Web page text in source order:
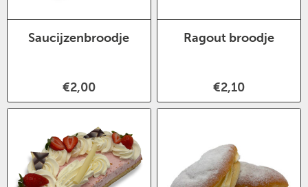
Saucijzenbroodje
€2,00
Ragout broodje
€2,10